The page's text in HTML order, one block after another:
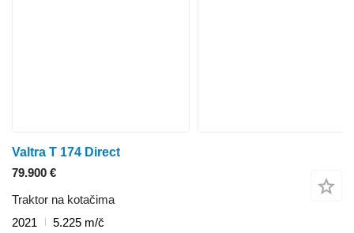
Valtra T 174 Direct
79.900 €
Traktor na kotačima
2021
5.225 m/č